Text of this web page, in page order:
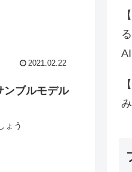
2021.02.22
ンブルモデル
ょう